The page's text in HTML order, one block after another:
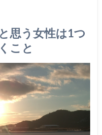
思う女性は1つ
こと